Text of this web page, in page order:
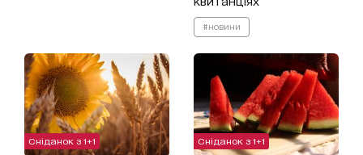
#новини
Сніданок з 1+1 Сніданок з 1+1